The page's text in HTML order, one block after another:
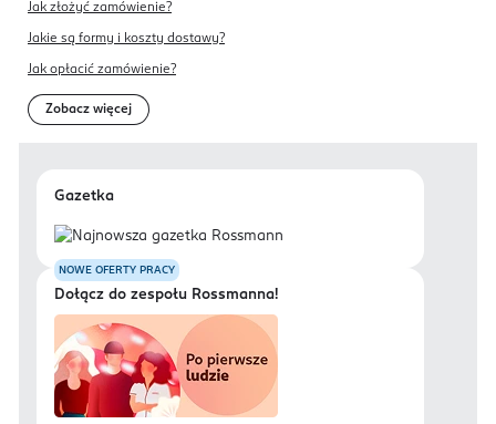
Jak złożyć zamówienie?
Jakie są formy i koszty dostawy?
Jak opłacić zamówienie?
Zobacz więcej
Gazetka
NOWE OFERTY PRACY
Dołącz do zespołu Rossmanna!